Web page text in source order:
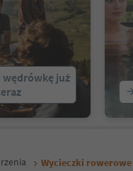
wędrówkę już
Wycieczki rowerowe